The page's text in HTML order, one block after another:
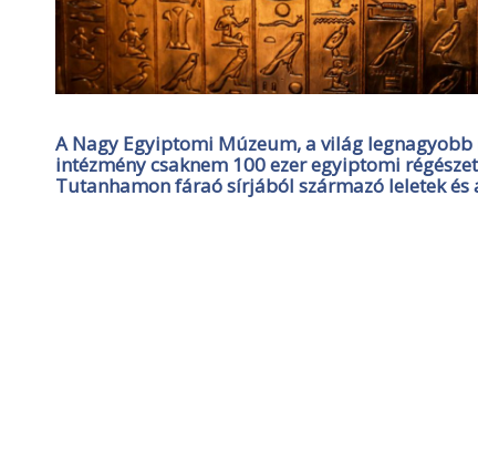
A Nagy Egyiptomi Múzeum, a világ
intézmény csaknem 100 ezer egyiptomi
Tutanhamon fáraó sírjából származó leletek